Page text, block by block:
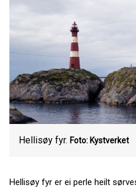
Hellisøy fyr. Foto: Kystverket
Hellisøy fyr er ei perle heilt